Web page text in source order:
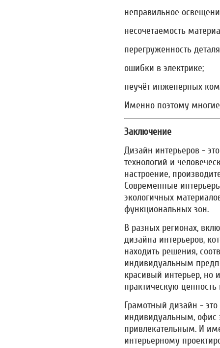
неправильное
несочетаемость
перегруженность
ошибки в электрике;
неучёт инженерных
Именно поэтому
Заключение
Дизайн интерьеров -
технологий и
настроение,
Современные
экологичных
функциональных зон.
В разных регионах,
дизайна интерьеров,
находить решения,
индивидуальным
красивый интерьер, но
практическую ценность
Грамотный дизайн -
индивидуальным, офис
привлекательным. И
интерьерному